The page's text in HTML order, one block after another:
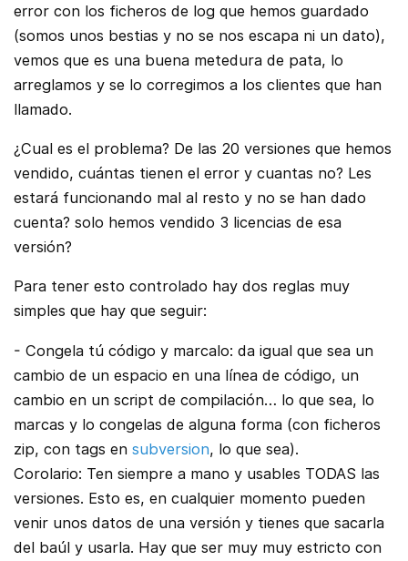
error con los ficheros de log que hemos guardado
(somos unos bestias y no se nos escapa ni un dato),
vemos que es una buena metedura de pata, lo
arreglamos y se lo corregimos a los clientes que han
llamado.
¿Cual es el problema? De las 20 versiones que hemos
vendido, cuántas tienen el error y cuantas no? Les
estará funcionando mal al resto y no se han dado
cuenta? solo hemos vendido 3 licencias de esa
versión?
Para tener esto controlado hay dos reglas muy
simples que hay que seguir:
- Congela tú código y marcalo: da igual que sea un
cambio de un espacio en una línea de código, un
cambio en un script de compilación… lo que sea, lo
marcas y lo congelas de alguna forma (con ficheros
zip, con tags en subversion, lo que sea).
Corolario: Ten siempre a mano y usables TODAS las
versiones. Esto es, en cualquier momento pueden
venir unos datos de una versión y tienes que sacarla
del baúl y usarla. Hay que ser muy muy estricto con